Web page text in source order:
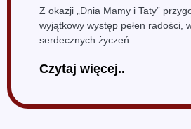
Z okazji „Dnia Mamy i Taty”
wyjątkowy występ pełen radości,
serdecznych życzeń.
Czytaj więcej..